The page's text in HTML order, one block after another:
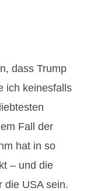
dass Trump
ich keinesfalls
Fall der
hat in so
– und die
die USA sein.